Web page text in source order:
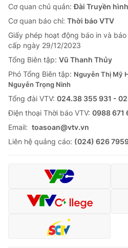
Cơ quan chủ quản:Đài Truyền
Cơ quan báo chí: Thời báo VTV
Giấy phép hoạt động báo in và
cấp ngày 29/12/2023
Tổng Biên tập: Vũ Thanh Thủy
Phó Tổng Biên tập: Nguyễn Thị Mỹ
Nguyễn Trọng Ninh
Tổng đài VTV: 024.38 355 931 -
Ðiện thoại Thời báo VTV: 0988 671
Email: toasoan@vtv.vn
Liên hệ quảng cáo: (024) 626